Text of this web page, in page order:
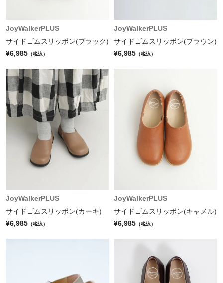
JoyWalkerPLUS
サイドゴムスリッポン(ブラック)
¥6,985 （税込）
JoyWalkerPLUS
サイドゴムスリッポン(ブラウン)
¥6,985 （税込）
JoyWalkerPLUS
サイドゴムスリッポン(カーキ)
¥6,985 （税込）
JoyWalkerPLUS
サイドゴムスリッポン(キャメル)
¥6,985 （税込）